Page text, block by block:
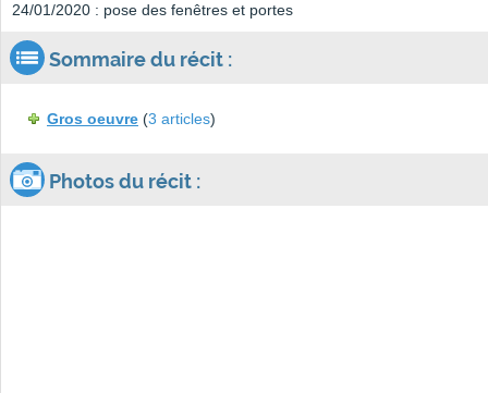
24/01/2020 : pose des fenêtres et portes
Sommaire du récit :
Gros oeuvre (3 articles)
Photos du récit :